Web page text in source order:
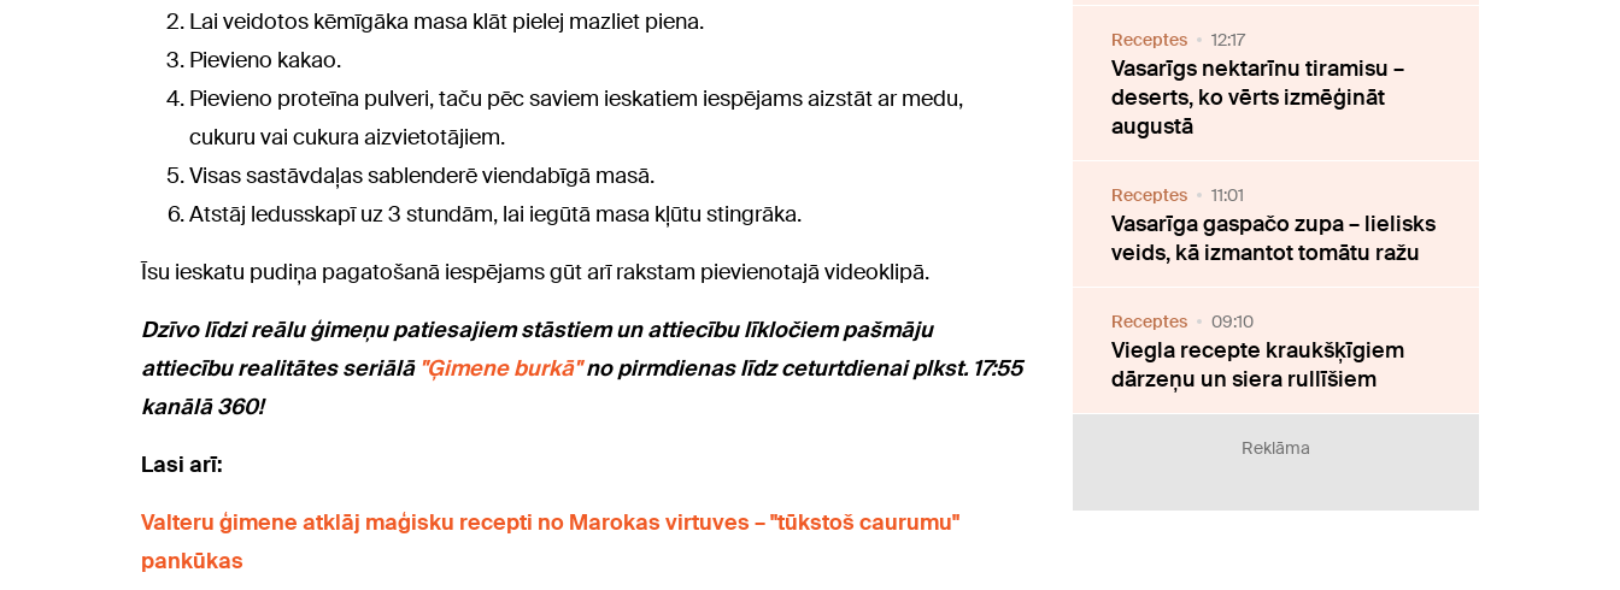
Lai veidotos kēmīgāka masa klāt pielej mazliet piena.
Pievieno kakao.
Pievieno proteīna pulveri, taču pēc saviem ieskatiem iespējams aizstāt ar medu,
cukuru vai cukura aizvietotājiem.
Visas sastāvdaļas sablenderē viendabīgā masā.
Atstāj ledusskapī uz 3 stundām, lai iegūtā masa kļūtu stingrāka.
Īsu ieskatu pudiņa pagatošanā iespējams gūt arī rakstam pievienotajā videoklipā.
Dzīvo līdzi reālu ģimeņu patiesajiem stāstiem un attiecību līkločiem pašmāju
attiecību realitātes seriālā "Ģimene burkā"no pirmdienas līdz ceturtdienai plkst. 17:55
kanālā 360!
Lasi arī:
Valteru ģimene atklāj maģisku recepti no Marokas virtuves – "tūkstoš caurumu"
pankūkas
Receptes 12:17
Vasarīgs nektarīnu tiramisu –
deserts, ko vērts izmēģināt
augustā
Receptes 11:01
Vasarīga gaspačo zupa – lielisks
veids, kā izmantot tomātu ražu
Receptes 09:10
Viegla recepte kraukšķīgiem
dārzeņu un siera rullīšiem
Reklāma